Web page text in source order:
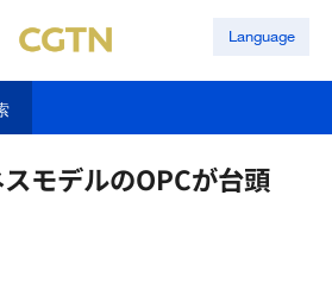
Language
モデルのOPCが台頭